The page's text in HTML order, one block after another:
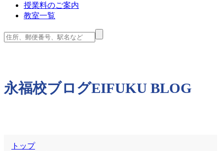
授業料のご案内
教室一覧
永福校ブログEIFUKU BLOG
トップ